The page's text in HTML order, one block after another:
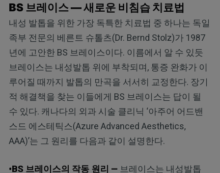
BS 브레이스 — 새로운 비침습 치료법
내성 발톱을 위한 가장 독특한 치료법 중 하나는 독일
족부 전문의 베른트 슈톨츠(Dr. Bernd Stolz)가 1987
년에 고안한 BS 브레이스이다. 이름에서 알 수 있듯
브레이스는 내성발톱 위에 부착되며, 통증 완화가 이
루어질 때까지 발톱의 만곡을 서서히 교정한다. 장기
적 해결책을 찾는 이들에게 BS 브레이스는 답이 될
수 있다. 캐나다의 외과 시술 클리닉 ‘아주어 어드밴
스드 에스테틱스(Azure Advanced Aesthetics,
AAA)’는 그 원리를 다음과 같이 설명한다.
•BS 브레이스의 작동 원리 — 브레이스는 내성발톱